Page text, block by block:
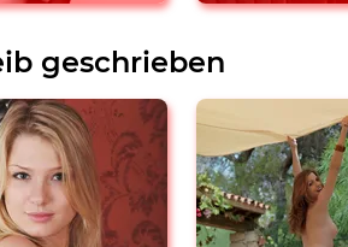
geschrieben